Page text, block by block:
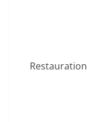
Restauration